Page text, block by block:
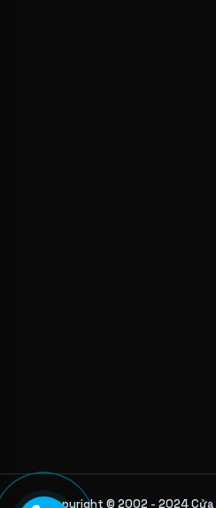
Copyright © 2002 - 2024 Cửa